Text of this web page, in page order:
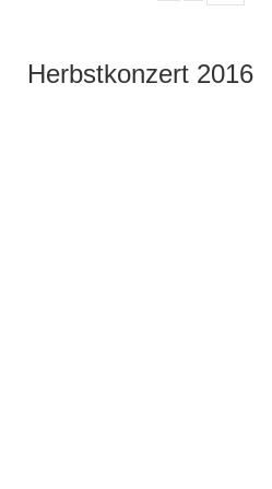
Herbstkonzert 2016